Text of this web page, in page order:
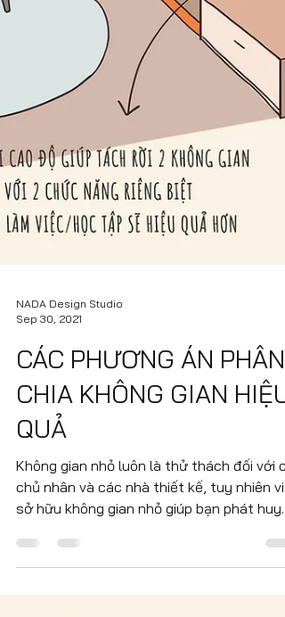
NADA Design Studio
Sep 30, 2021
CÁC PHƯƠNG ÁN PHÂN
CHIA KHÔNG GIAN HIỆU
QUẢ
chủ nhân và các nhà thiết kế, tuy nhiên
sở hữu không gian nhỏ giúp bạn phát huy
tối đa...